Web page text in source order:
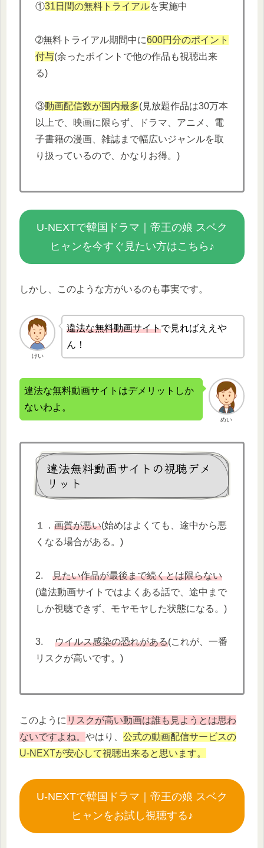
①31日間の無料トライアルを実施中
➁無料トライアル期間中に600円分のポイント
付与(余ったポイントで他の作品も視聴出来
る)
③動画配信数が国内最多(見放題作品は30万本
以上で、映画に限らず、ドラマ、アニメ、電
子書籍の漫画、雑誌まで幅広いジャンルを取
り扱っているので、かなりお得。)
U-NEXTで韓国ドラマ｜帝王の娘 スベク
ヒャンを今すぐ見たい方はこちら♪
しかし、このような方がいるのも事実です。
けい
違法な無料動画サイトで見ればええや
ん！
めい
違法な無料動画サイトはデメリットしか
ないわよ。
違法無料動画サイトの視聴デメ
リット
１． 画質が悪い(始めはよくても、途中から悪
くなる場合がある。)
2. 見たい作品が最後まで続くとは限らない
(違法動画サイトではよくある話で、途中まで
しか視聴できず、モヤモヤした状態になる。)
3. ウイルス感染の恐れがある(これが、一番
リスクが高いです。)
このように リスクが高い動画は誰も見ようとは思わ
ないですよね。 やはり、 公式の動画配信サービスの
U-NEXTが安心して視聴出来ると思います。
U-NEXTで韓国ドラマ｜帝王の娘 スベク
ヒャンをお試し視聴する♪